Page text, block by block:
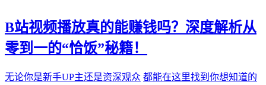
B站视频播放真的能赚钱吗？深度解析从
零到一的“恰饭”秘籍！
无论你是新手UP主还是资深观众 都能在这里找到你想知道的